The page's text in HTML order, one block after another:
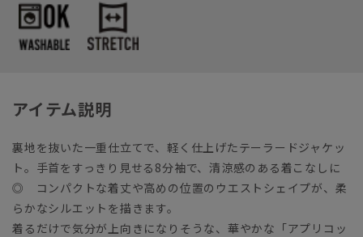
アイテム説明
裏地を抜いた一重仕立てで、軽く仕上げたテーラードジャケッ
ト。手首をすっきり見せる8分袖で、清涼感のある着こなしに
◎ コンパクトな着丈や高めの位置のウエストシェイプが、柔
らかなシルエットを描きます。
着るだけで気分が上向きになりそうな、華やかな「アプリコッ